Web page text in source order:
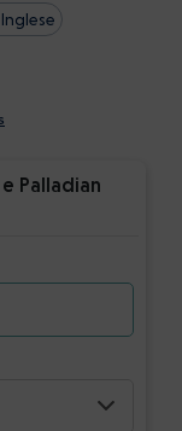
Palladian